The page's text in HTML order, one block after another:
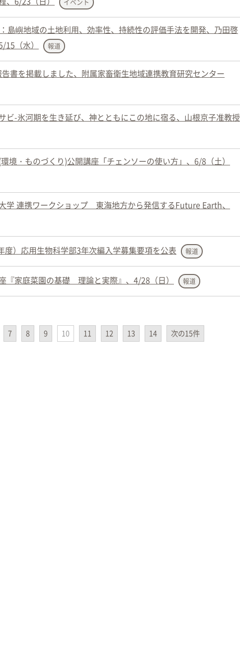
島嶼地域の土地利用、効率性、持続性の評価手法を開発、乃田啓
（水）
報道
告書を掲載しました、附属家畜衛生地域連携教育研究センター
ビ-氷河期を生き延び、神とともにこの地に宿る、山根京子准教授
境・ものづくり)公開講座「チェンソーの使い方」、6/8（土）
学 連携ワークショップ 東海地方から発信するFuture Earth、
度）応用生物科学部3年次編入学募集要項を公表 報道
『家庭菜園の基礎 理論と実際』、4/28（日） 報道
7 8 9 10 11 12 13 14 次の15件